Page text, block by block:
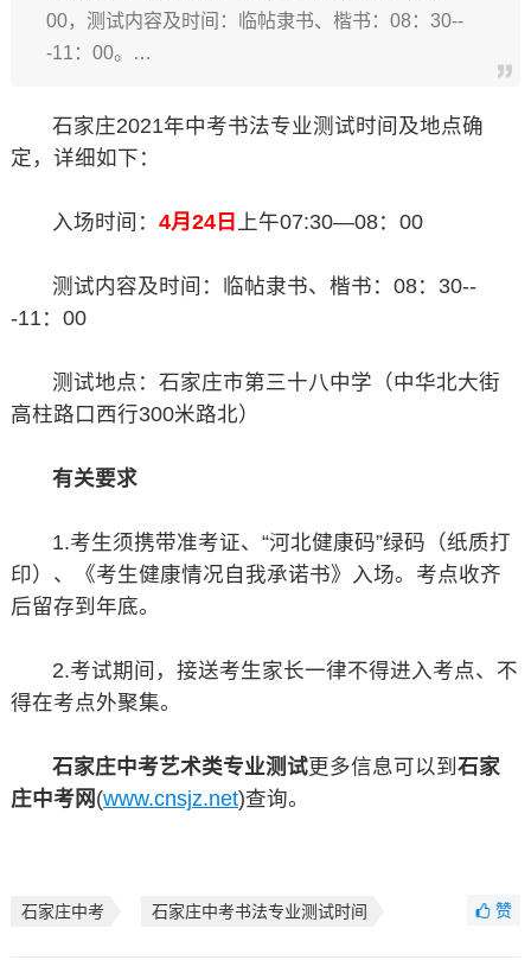
00，测试内容及时间：临帖隶书、楷书：08：30--
-11：00。…
石家庄2021年中考书法专业测试时间及地点确
定，详细如下：
入场时间： 4月24日 上午07:30—08：00
测试内容及时间：临帖隶书、楷书：08：30--
-11：00
测试地点：石家庄市第三十八中学（中华北大街
高柱路口西行300米路北）
有关要求
1.考生须携带准考证、“河北健康码”绿码（纸质打
印）、《考生健康情况自我承诺书》入场。考点收齐
后留存到年底。
2.考试期间，接送考生家长一律不得进入考点、不
得在考点外聚集。
石家庄中考艺术类专业测试更多信息可以到 石家
庄中考网 (www.cnsjz.net)查询。
石家庄中考 石家庄中考书法专业测试时间 赞